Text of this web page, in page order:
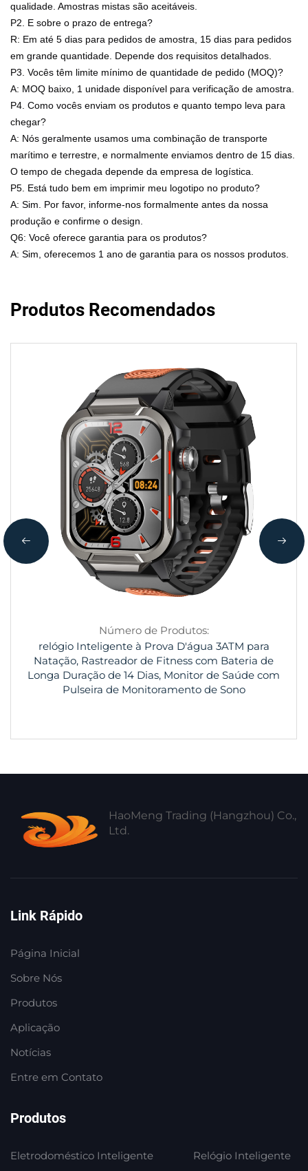
qualidade. Amostras mistas são aceitáveis.
P2. E sobre o prazo de entrega?
R: Em até 5 dias para pedidos de amostra, 15 dias para pedidos
em grande quantidade. Depende dos requisitos detalhados.
P3. Vocês têm limite mínimo de quantidade de pedido (MOQ)?
A: MOQ baixo, 1 unidade disponível para verificação de amostra.
P4. Como vocês enviam os produtos e quanto tempo leva para
chegar?
A: Nós geralmente usamos uma combinação de transporte
marítimo e terrestre, e normalmente enviamos dentro de 15 dias.
O tempo de chegada depende da empresa de logística.
P5. Está tudo bem em imprimir meu logotipo no produto?
A: Sim. Por favor, informe-nos formalmente antes da nossa
produção e confirme o design.
Q6: Você oferece garantia para os produtos?
A: Sim, oferecemos 1 ano de garantia para os nossos produtos.
Produtos Recomendados
Número de Produtos:
relógio Inteligente à Prova D'água 3ATM para
Natação, Rastreador de Fitness com Bateria de
Longa Duração de 14 Dias, Monitor de Saúde com
Pulseira de Monitoramento de Sono
HaoMeng Trading (Hangzhou) Co.,
Ltd.
Link Rápido
Página Inicial
Sobre Nós
Produtos
Aplicação
Notícias
Entre em Contato
Produtos
Eletrodoméstico Inteligente
Relógio Inteligente